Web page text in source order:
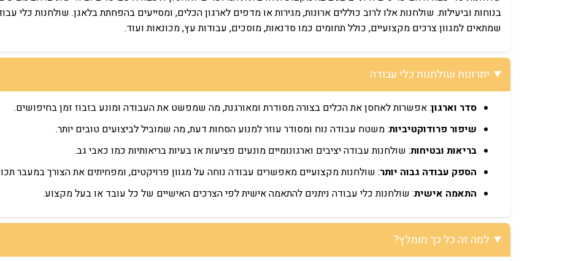
בנוחות וביעילות. שולחנות אלו לרוב כוללים ארונות, מגירות או מדפים לארגון הכלים, ומסייעים בהפחתת בלאגן. שולחנות כלי
שמתאים למגוון צרכים מקצועיים, כולל תחומים כמו סדנאות, מוסכים, עבודות עץ, מכונאות ועוד.
יתרונות שולחנות כלי עבודה
סדר וארגון: אפשרות לאחסן את הכלים בצורה מסודרת ומאורגנת, מה שמפשט את העבודה ומונע בזבוז זמן בחיפושים.
שיפור פרודוקטיביות: משטח עבודה נוח ומסודר עוזר למנוע הסחות דעת, מה שמוביל לביצועים טובים יותר.
בריאות ובטיחות: שולחנות עבודה יציבים וארגונומיים מונעים פציעות או בעיות בריאותיות כמו כאבי גב.
הספק עבודה גבוה יותר: שולחנות מקצועיים מאפשרים עבודה נוחה על מגוון פרויקטים, ומפחיתים את הצורך במעבר
התאמה אישית: שולחנות כלי עבודה ניתנים להתאמה אישית לפי הצרכים האישיים של כל עובד או בעל מקצוע.
למה זה כל כך מומלץ?